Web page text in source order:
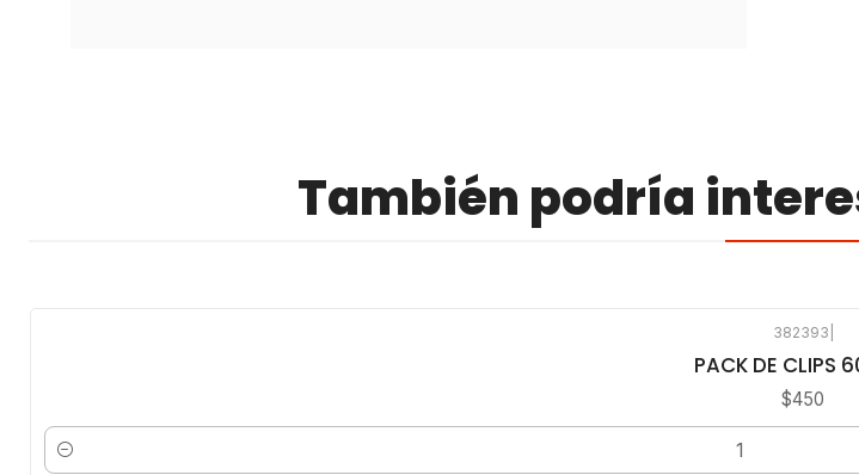
También podría
382393
PACK DE CLIPS
$450
Cantidad